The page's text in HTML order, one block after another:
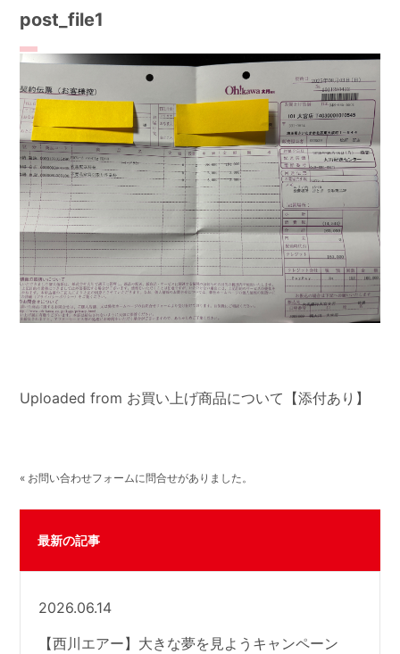
post_file1
Uploaded from お買い上げ商品について【添付あり】
« お問い合わせフォームに問合せがありました。
最新の記事
2026.06.14
【西川エアー】大きな夢を見ようキャンペーン